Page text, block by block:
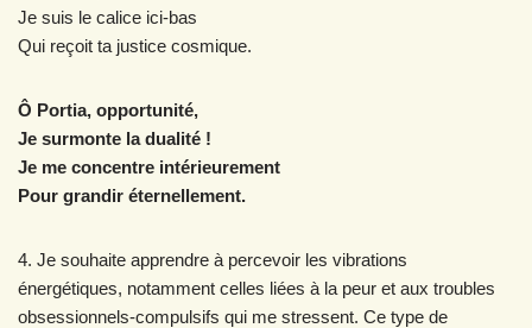
Je suis le calice ici-bas
Qui reçoit ta justice cosmique.
Ô Portia, opportunité,
Je surmonte la dualité !
Je me concentre intérieurement
Pour grandir éternellement.
4. Je souhaite apprendre à percevoir les vibrations
énergétiques, notamment celles liées à la peur et aux troubles
obsessionnels-compulsifs qui me stressent. Ce type de